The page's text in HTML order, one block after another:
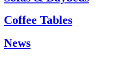
Coffee Tables
News